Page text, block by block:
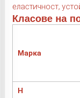
еластичност,
Класове на
Марка
H